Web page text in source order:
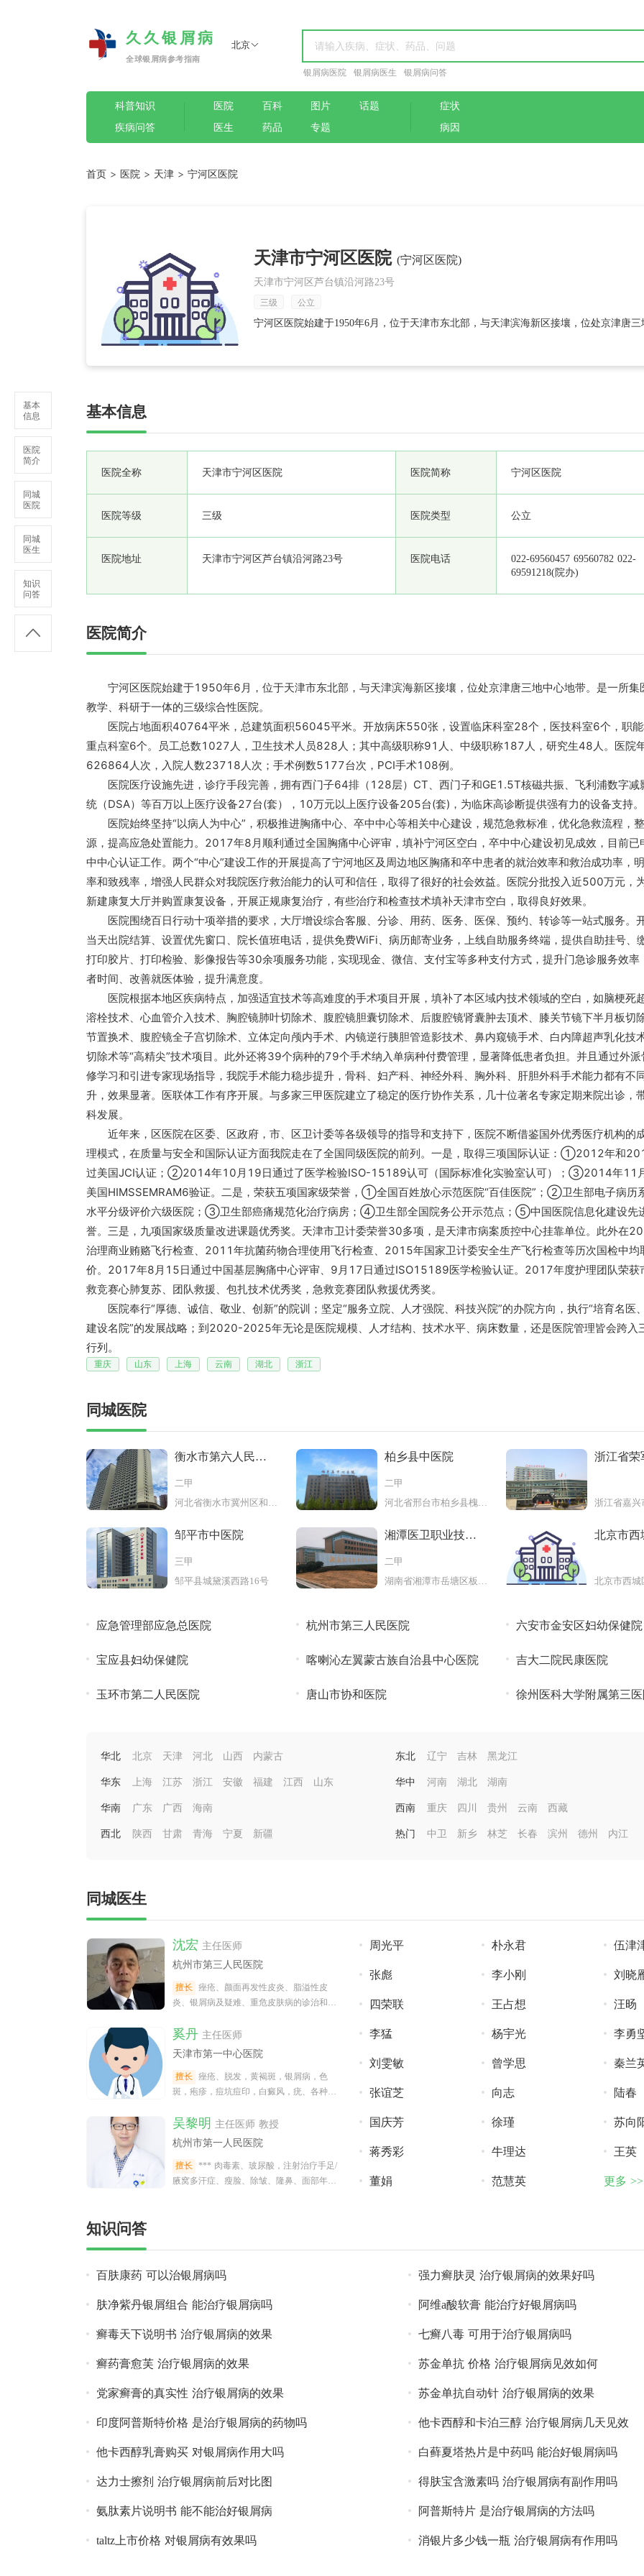
久久银屑病
全球银屑病参考指南
北京
银屑病医院 银屑病医生 银屑病问答
科普知识
疾病问答
医院
医生
百科
药品
图片
专题
话题
症状
病因
首页 > 医院 > 天津 > 宁河区医院
基本
信息
医院
简介
同城
医院
同城
医生
知识
问答
天津市宁河区医院 (宁河区医院)
天津市宁河区芦台镇沿河路23号
三级 公立
宁河区医院始建于1950年6月，位于天津市东北部，与天津滨海新区接壤，位处京津唐
基本信息
医院全称 天津市宁河区医院 医院简称 宁河区医院
医院等级 三级 医院类型 公立
医院地址 天津市宁河区芦台镇沿河路23号 医院电话
022-69560457 69560782 022-
69591218(院办)
医院简介
宁河区医院始建于1950年6月，位于天津市东北部，与天津滨海新区接壤，位处京津唐三地中心地带。是一所集
教学、科研于一体的三级综合性医院。
医院占地面积40764平米，总建筑面积56045平米。开放病床550张，设置临床科室28个，医技科室6个，职
重点科室6个。员工总数1027人，卫生技术人员828人；其中高级职称91人、中级职称187人，研究生48人。医院
626864人次，入院人数23718人次；手术例数5177台次，PCI手术108例。
医院医疗设施先进，诊疗手段完善，拥有西门子64排（128层）CT、西门子和GE1.5T核磁共振、飞利浦数字减
统（DSA）等百万以上医疗设备27台(套），10万元以上医疗设备205台(套)，为临床高诊断提供强有力的设备支持。
医院始终坚持“以病人为中心”，积极推进胸痛中心、卒中中心等相关中心建设，规范急救标准，优化急救流程，
源，提高应急处置能力。2017年8月顺利通过全国胸痛中心评审，填补宁河区空白，卒中中心建设初见成效，目前已
中中心认证工作。两个“中心”建设工作的开展提高了宁河地区及周边地区胸痛和卒中患者的就治效率和救治成功率，
率和致残率，增强人民群众对我院医疗救治能力的认可和信任，取得了很好的社会效益。医院分批投入近500万元，
新建康复大厅并购置康复设备，开展正规康复治疗，有些治疗和检查技术填补天津市空白，取得良好效果。
医院围绕百日行动十项举措的要求，大厅增设综合客服、分诊、用药、医务、医保、预约、转诊等一站式服务。
当天出院结算、设置优先窗口、院长值班电话，提供免费WiFi、病历邮寄业务，上线自助服务终端，提供自助挂号、
打印胶片、打印检验、影像报告等30余项服务功能，实现现金、微信、支付宝等多种支付方式，提升门急诊服务效率
者时间、改善就医体验，提升满意度。
医院根据本地区疾病特点，加强适宜技术等高难度的手术项目开展，填补了本区域内技术领域的空白，如脑梗死
溶栓技术、心血管介入技术、胸腔镜肺叶切除术、腹腔镜胆囊切除术、后腹腔镜肾囊肿去顶术、膝关节镜下半月板切
节置换术、腹腔镜全子宫切除术、立体定向颅内手术、内镜逆行胰胆管造影技术、鼻内窥镜手术、白内障超声乳化技
切除术等“高精尖”技术项目。此外还将39个病种的79个手术纳入单病种付费管理，显著降低患者负担。并且通过外
修学习和引进专家现场指导，我院手术能力稳步提升，骨科、妇产科、神经外科、胸外科、肝胆外科手术能力都有不
升，效果显著。医联体工作有序开展。与多家三甲医院建立了稳定的医疗协作关系，几十位著名专家定期来院出诊，
科发展。
近年来，区医院在区委、区政府，市、区卫计委等各级领导的指导和支持下，医院不断借鉴国外优秀医疗机构的
理模式，在质量与安全和国际认证方面我院走在了全国同级医院的前列。一是，取得三项国际认证：①2012年和
过美国JCI认证；②2014年10月19日通过了医学检验ISO-15189认可（国际标准化实验室认可）；③2014年11
美国HIMSSEMRAM6验证。二是，荣获五项国家级荣誉，①全国百姓放心示范医院“百佳医院”；②卫生部电子病历
水平分级评价六级医院；③卫生部癌痛规范化治疗病房；④卫生部全国院务公开示范点；⑤中国医院信息化建设先
誉。三是，九项国家级质量改进课题优秀奖。天津市卫计委荣誉30多项，是天津市病案质控中心挂靠单位。此外在
治理商业贿赂飞行检查、2011年抗菌药物合理使用飞行检查、2015年国家卫计委安全生产飞行检查等历次国检中均
价。2017年8月15日通过中国基层胸痛中心评审、9月17日通过ISO15189医学检验认证。2017年度护理团队荣获
救竞赛心肺复苏、团队救援、包扎技术优秀奖，急救竞赛团队救援优秀奖。
医院奉行“厚德、诚信、敬业、创新”的院训；坚定“服务立院、人才强院、科技兴院”的办院方向，执行“培育名医
建设名院”的发展战略；到2020-2025年无论是医院规模、人才结构、技术水平、病床数量，还是医院管理皆会跨入
行列。
重庆 山东 上海 云南 湖北 浙江
同城医院
衡水市第六人民医
二甲
河北省衡水市冀州区和平西路173
柏乡县中医院
二甲
河北省邢台市柏乡县槐东大街北段
浙江省荣
邹平市中医院
三甲
邹平县城黛溪西路16号
湘潭医卫职业技术
二甲
湖南省湘潭市岳塘区板塘铺板马路
北京市西
应急管理部应急总医院 杭州市第三人民医院 六安市金安区妇幼保健院
宝应县妇幼保健院 喀喇沁左翼蒙古族自治县中心医院 吉大二院民康医院
玉环市第二人民医院 唐山市协和医院 徐州医科大学附属第三
华北 北京 天津 河北 山西 内蒙古 东北 辽宁 吉林 黑龙江
华东 上海 江苏 浙江 安徽 福建 江西 山东 华中 河南 湖北 湖南
华南 广东 广西 海南 西南 重庆 四川 贵州 云南 西藏
西北 陕西 甘肃 青海 宁夏 新疆 热门 中卫 新乡 林芝 长春 滨州 德州 内江
同城医生
沈宏 主任医师
杭州市第三人民医院
擅长
痤疮、颜面再发性皮炎、脂溢性皮
炎、银屑病及疑难、重危皮肤病的诊治和皮
奚丹 主任医师
天津市第一中心医院
擅长
痤疮、脱发，黄褐斑，银屑病，色
斑，疱疹，痘坑痘印，白癜风，疣、各种顽
病。专业特色，1：皮
吴黎明 主任医师 教授
杭州市第一人民医院
擅长
*** 肉毒素、玻尿酸，注射治疗手足/
腋窝多汗症、瘦脸、除皱、隆鼻、面部年轻
周光平 朴永君 伍津
张彪 李小刚 刘晓
四荣联 王占想 汪旸
李猛 杨宇光 李勇
刘雯敏 曾学思 秦兰
张谊芝 向志 陆春
国庆芳 徐瑾 苏向
蒋秀彩 牛理达 王英
董娟 范慧英 更多 >>
知识问答
百肤康药 可以治银屑病吗 强力癣肤灵 治疗银屑病的效果好吗
肤净紫丹银屑组合 能治疗银屑病吗 阿维a酸软膏 能治疗好银屑病吗
癣毒天下说明书 治疗银屑病的效果 七癣八毒 可用于治疗银屑病吗
癣药膏愈芙 治疗银屑病的效果 苏金单抗 价格 治疗银屑病见效如何
党家癣膏的真实性 治疗银屑病的效果 苏金单抗自动针 治疗银屑病的效果
印度阿普斯特价格 是治疗银屑病的药物吗 他卡西醇和卡泊三醇 治疗银屑病几天见效
他卡西醇乳膏购买 对银屑病作用大吗 白藓夏塔热片是中药吗 能治好银屑病吗
达力士擦剂 治疗银屑病前后对比图 得肤宝含激素吗 治疗银屑病有副作用吗
氨肽素片说明书 能不能治好银屑病 阿普斯特片 是治疗银屑病的方法吗
taltz上市价格 对银屑病有效果吗 消银片多少钱一瓶 治疗银屑病有作用吗